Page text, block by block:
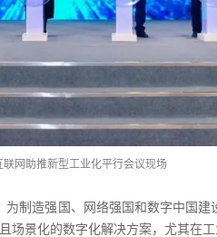
联网助推新型工业化平行会议现场
为制造强国、网络强国和数字中国
景化的数字化解决方案，尤其在工